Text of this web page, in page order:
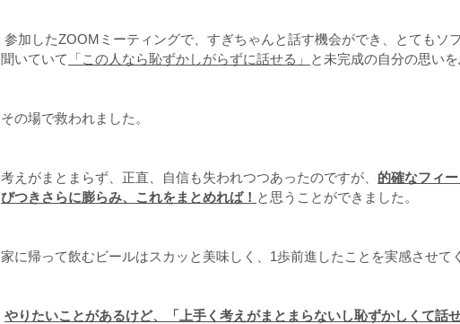
聞いていて
「この人なら恥ずかしがらずに話せる」 と未完成の自分の思い
その場で救われました。
考えがまとまらず、正直、自信も失われつつあったのですが、 的確なフィ
びつきさらに膨らみ、これをまとめれば！ と思うことができました。
家に帰って飲むビールはスカッと美味しく、1歩前進したことを実感させて
やりたいことがあるけど、「上手く考えがまとまらないし恥ずかしくて話